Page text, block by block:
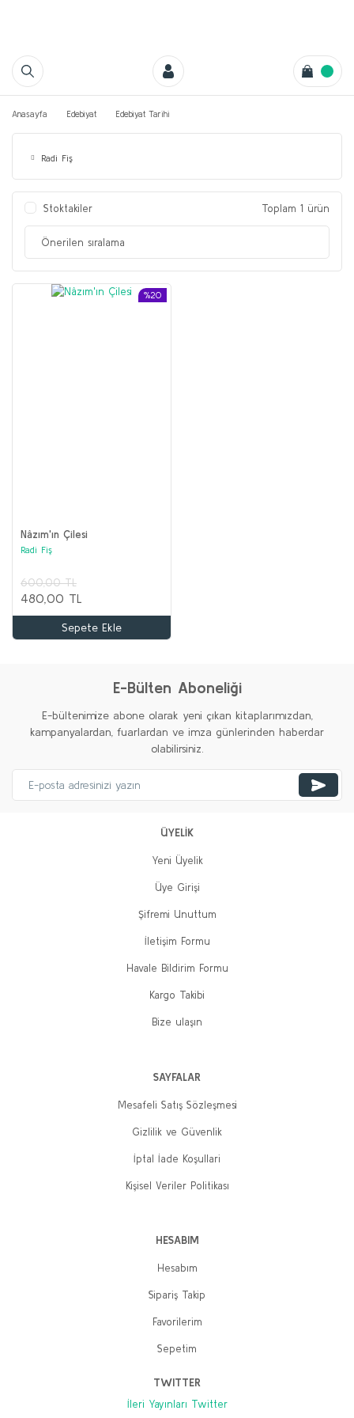
Anasayfa Edebiyat Edebiyat Tarihi
Radi Fiş
Stoktakiler Toplam 1 ürün
%20
Nâzım'ın Çilesi
Radi Fiş
600,00 TL
480,00 TL
Sepete Ekle
E-Bülten Aboneliği
E-bültenimize abone olarak yeni çıkan kitaplarımızdan,
kampanyalardan, fuarlardan ve imza günlerinden haberdar
olabilirsiniz.
ÜYELİK
Yeni Üyelik
Üye Girişi
Şifremi Unuttum
İletişim Formu
Havale Bildirim Formu
Kargo Takibi
Bize ulaşın
SAYFALAR
Mesafeli Satış Sözleşmesi
Gizlilik ve Güvenlik
İptal İade Koşullari
Kişisel Veriler Politikası
HESABIM
Hesabım
Sipariş Takip
Favorilerim
Sepetim
TWITTER
İleri Yayınları Twitter